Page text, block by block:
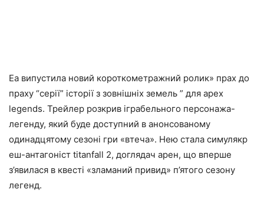
Ea випустила новий короткометражний ролик» прах до
праху “серії” історії з зовнішніх земель ” для apex
legends. Трейлер розкрив іграбельного персонажа-
легенду, який буде доступний в анонсованому
одинадцятому сезоні гри «втеча». Нею стала симулякр
еш-антагоніст titanfall 2, доглядач арен, що вперше
з’явилася в квесті «зламаний привид» п’ятого сезону
легенд.